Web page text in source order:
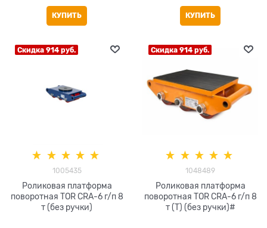
КУПИТЬ КУПИТЬ
Скидка 914 руб.
1005435
Роликовая платформа
поворотная TOR CRA-6 г/п 8
т (без ручки)
Скидка 914 руб.
1048489
Роликовая платформа
поворотная TOR CRA-6 г/п 8
т (T) (без ручки)#